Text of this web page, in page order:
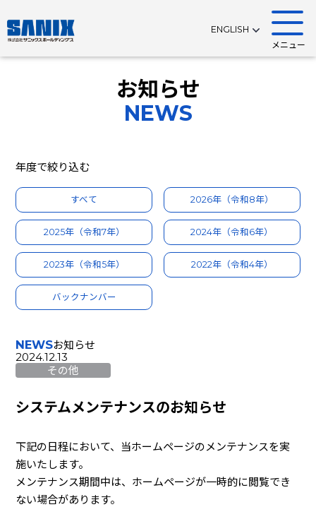
ENGLISH
メニュー
お知らせ
NEWS
年度で絞り込む
すべて 2026年（令和8年）
2025年（令和7年） 2024年（令和6年）
2023年（令和5年） 2022年（令和4年）
バックナンバー
NEWSお知らせ
2024.12.13
その他
システムメンテナンスのお知らせ
下記の日程において、当ホームページのメンテナンスを実
施いたします。
メンテナンス期間中は、ホームページが一時的に閲覧でき
ない場合があります。